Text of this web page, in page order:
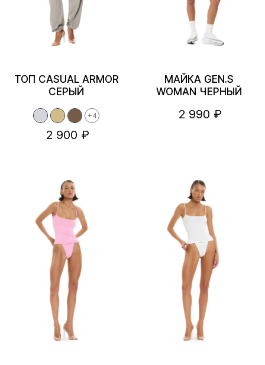
ТОП CASUAL ARMOR
СЕРЫЙ
+4
2 900 ₽
МАЙКА GEN.S
WOMAN ЧЕРНЫЙ
2 990 ₽